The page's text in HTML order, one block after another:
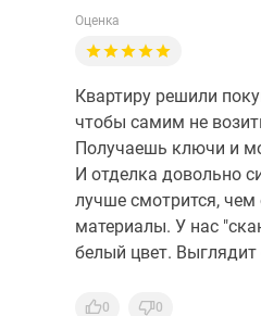
Оценка
Квартиру решили
чтобы самим не
Получаешь ключи и
И отделка довольно
лучше смотрится,
материалы. У нас
белый цвет. Выглядит
0 0